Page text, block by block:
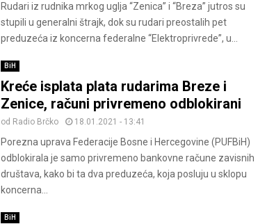
Rudari iz rudnika mrkog uglja “Zenica” i “Breza” jutros su
stupili u generalni štrajk, dok su rudari preostalih pet
preduzeća iz koncerna federalne “Elektroprivrede”, u...
BiH
Kreće isplata plata rudarima Breze i
Zenice, računi privremeno odblokirani
od Radio Brčko 18.01.2021 - 13:41
Porezna uprava Federacije Bosne i Hercegovine (PUFBiH)
odblokirala je samo privremeno bankovne račune zavisnih
društava, kako bi ta dva preduzeća, koja posluju u sklopu
koncerna...
BiH